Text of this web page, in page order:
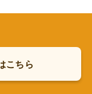
こちら